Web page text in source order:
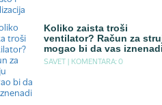
Koliko zaista troši
ventilator? Račun za
mogao bi da vas iznenadi
SAVET | KOMENTARA: 0